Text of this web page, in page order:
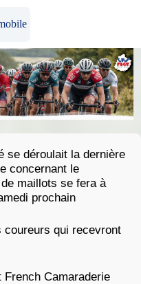
se déroulait la dernière
concernant le
maillots se fera à
prochain
qui recevront
Camaraderie